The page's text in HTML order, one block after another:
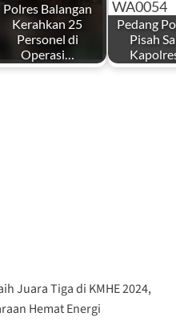
Polres Balangan
Kerahkan 25
Personel di
Operasi…
Pedang
Pisah
Juara Tiga di KMHE 2024,
Hemat Energi